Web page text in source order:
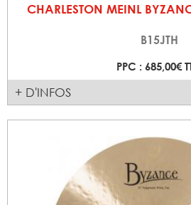
CHARLESTON MEINL
B15JTH
PPC : 685,00€
+ D'INFOS